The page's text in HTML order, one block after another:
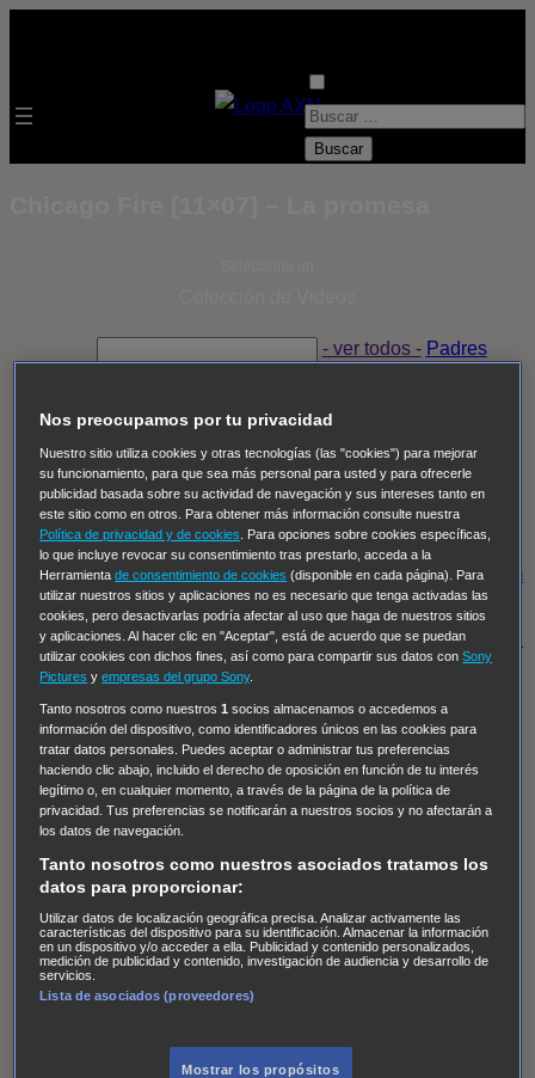
B
- ver todos - Padres
Despedida Salvaje Despedida Salvaje
Thomas, el ojo del FBI
Pan Am
Dawson crece
Insomnia El Guardián The Blacklist Cinco en familia
Hudson & Rex Diez libras y un sueño Mr Loverman
Regreso al futuro III NUEVE CUERPOS Los últimos
caballeros Tormenta infinita Sing Street Cobra Kai
Tom
y Lola High Country Los casos de Susan Ryeland:
Moonflower Murders Twisted Metal Mentes Criminales:
Evolution Terapia de Choque
Hailey Dean Without Sin: Libre de Culpa Morbius
NCIS: Nueva Orleans Pandora En fuera de juego
The Shield: Al margen de la ley Duplicated Preacher
The Killing Kind Intersecciones DOC Bite Club
Chicago Fire
de personas desaparecidas Mad Dogs La Sustituta
Ladrón de guante blanco
AXN Masters of Sex Three PinesAccused CarterAlice
Nevers Crossing Lines Einstein Sobrenatural Cómo
defender a un asesino
Reckoning: Ajuste de Cuentas
Nos preocupamos por tu privacidad
Nuestro sitio utiliza cookies y otras tecnologías (las "cookies") para mejorar
su funcionamiento, para que sea más personal para usted y para ofrecerle
publicidad basada sobre su actividad de navegación y sus intereses tanto en
este sitio como en otros. Para obtener más información consulte nuestra
Política de privacidad y de cookies
. Para opciones sobre cookies específicas,
lo que incluye revocar su consentimiento tras prestarlo, acceda a la
Herramientade consentimiento de cookies (disponible en cada página). Para
utilizar nuestros sitios y aplicaciones no es necesario que tenga activadas las
cookies, pero desactivarlas podría afectar al uso que haga de nuestros sitios
y aplicaciones. Al hacer clic en "Aceptar", está de acuerdo que se puedan
utilizar cookies con dichos fines, así como para compartir sus datos conSony
Pictures yempresas del grupo Sony.
Tanto nosotros como nuestros1 socios almacenamos o accedemos a
información del dispositivo, como identificadores únicos en las cookies para
tratar datos personales. Puedes aceptar o administrar tus preferencias
haciendo clic abajo, incluido el derecho de oposición en función de tu interés
legítimo o, en cualquier momento, a través de la página de la política de
privacidad. Tus preferencias se notificarán a nuestros socios y no afectarán a
los datos de navegación.
Tanto nosotros como nuestros asociados tratamos los
datos para proporcionar:
Utilizar datos de localización geográfica precisa. Analizar activamente las
características del dispositivo para su identificación. Almacenar la información
en un dispositivo y/o acceder a ella. Publicidad y contenido personalizados,
medición de publicidad y contenido, investigación de audiencia y desarrollo de
servicios.
Lista de asociados (proveedores)
Mostrar los propósitos